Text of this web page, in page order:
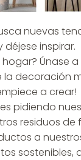
nuevas
inspirar.
hogar? Únase
la decoración
a crear!
pidiendo
residuos
a